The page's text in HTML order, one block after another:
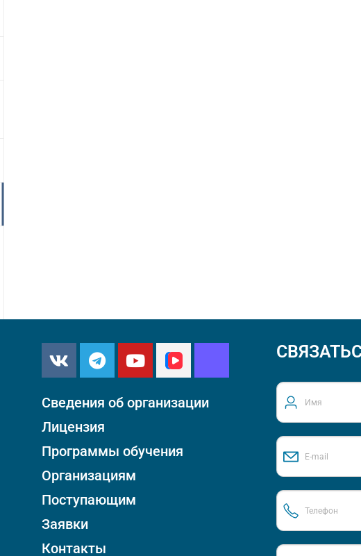
Сведения об организации
Лицензия
Программы обучения
Организациям
Поступающим
Заявки
Контакты